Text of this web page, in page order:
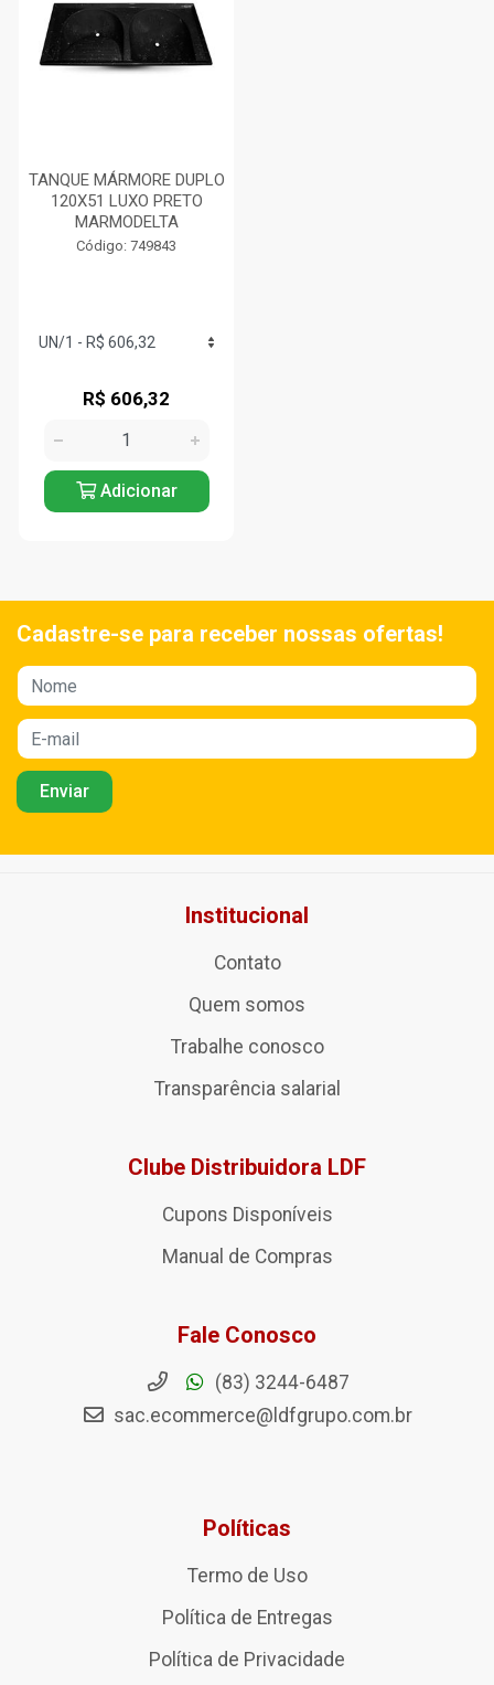
TANQUE MÁRMORE DUPLO
120X51 LUXO PRETO
MARMODELTA
Código: 749843
R$ 606,32
Adicionar
Cadastre-se para receber nossas ofertas!
Institucional
Contato
Quem somos
Trabalhe conosco
Transparência salarial
Clube Distribuidora LDF
Cupons Disponíveis
Manual de Compras
Fale Conosco
(83) 3244-6487
sac.ecommerce@ldfgrupo.com.br
Políticas
Termo de Uso
Política de Entregas
Política de Privacidade